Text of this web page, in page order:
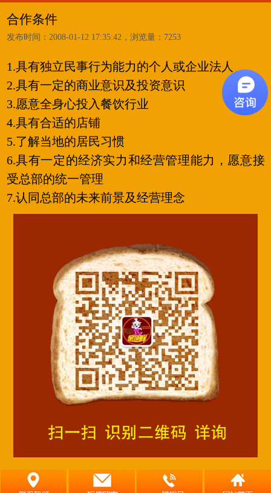
合作条件
发布时间：2008-01-12 17:35:42，浏览量：7253
1.具有独立民事行为能力的个人或企业法人
2.具有一定的商业意识及投资意识
3.愿意全身心投入餐饮行业
4.具有合适的店铺
5.了解当地的居民习惯
6.具有一定的经济实力和经营管理能力，愿意接
受总部的统一管理
7.认同总部的未来前景及经营理念